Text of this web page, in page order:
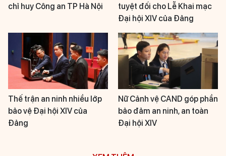
chỉ huy Công an TP Hà Nội
tuyệt đối cho Lễ Khai mạc
Đại hội XIV của Đảng
Thế trận an ninh nhiều lớp
bảo vệ Đại hội XIV của
Đảng
Nữ Cảnh vệ CAND góp phần
bảo đảm an ninh, an toàn
Đại hội XIV